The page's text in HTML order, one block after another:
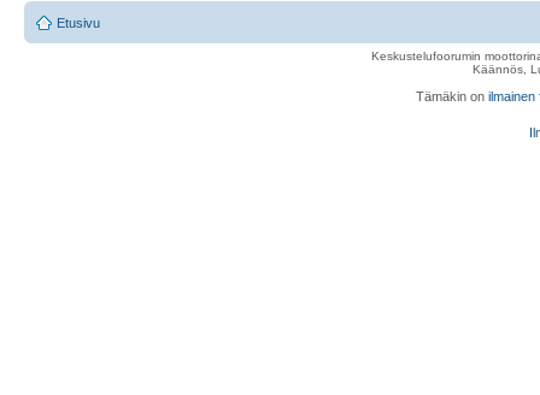
Etusivu
Keskustelufoorumin
Käännös,
Tämäkin on ilmainen